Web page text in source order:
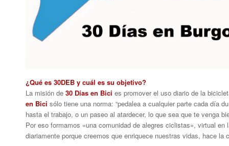
¿Qué es 30DEB y cuál es su objetivo?
La misión de 30 Días en Bici es promover el uso diario de la
en Bici sólo tiene una norma: “pedalea a cualquier parte cada día
hasta el trabajo, o un paseo al atardecer, lo que sea que te venga
Por eso formamos «una comunidad de alegres ciclistas», virtual
diariamente porque creemos que enriquece nuestras vidas, hace